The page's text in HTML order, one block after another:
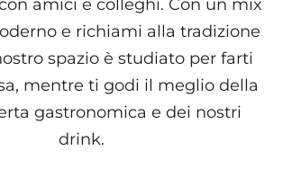
amici e colleghi. Con un mix
e richiami alla tradizione
spazio è studiato per farti
mentre ti godi il meglio della
gastronomica e dei nostri
drink.